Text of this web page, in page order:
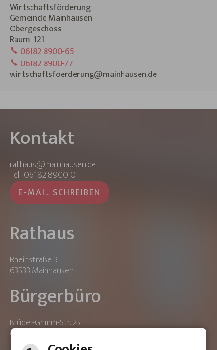
Wirtschaftsförderung
Gemeinde Mainhausen
Obergeschoss
Raum: 121
06182 8900-65
06182 8900-77
wirtschaftsfoerderung@mainhausen.de
Kontakt
rathaus@mainhausen.de
Tel.: 06182 8900 0
E-MAIL SCHREIBEN
Rathaus
Rheinstraße 3
63533 Mainhausen
Bürgerbüro
Brüder-Grimm-Str. 25
63533 Mainhausen